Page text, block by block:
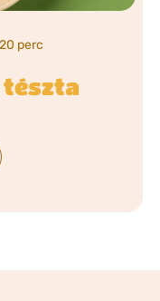
20 perc
tészta